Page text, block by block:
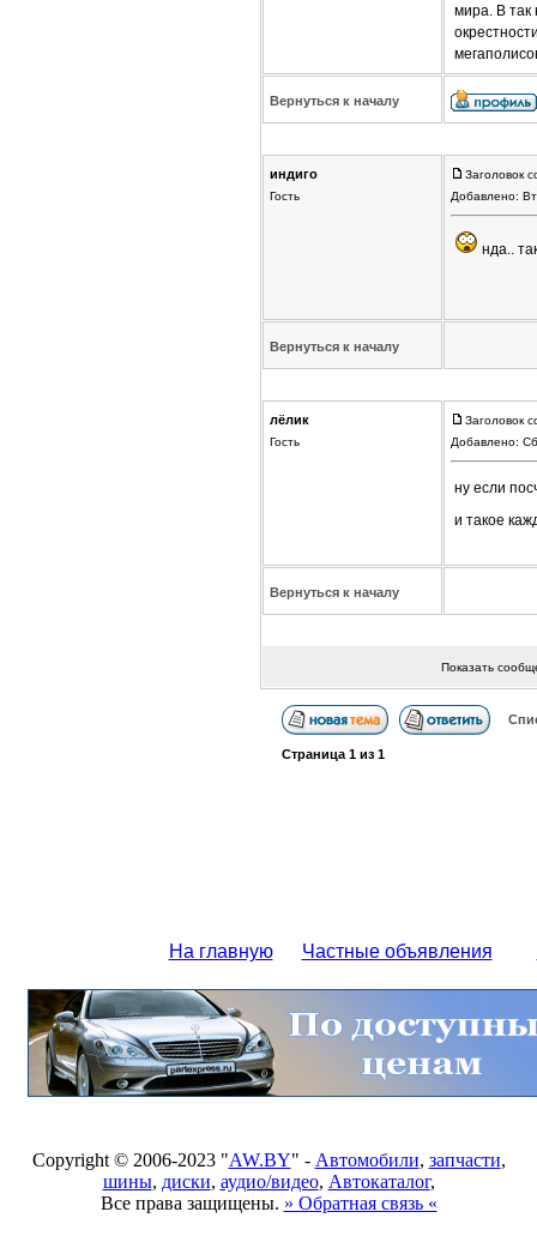
мира. В так
Вернуться к началу
индиго
Гость
Заголовок
Добавлено:
нда..
Вернуться к началу
лёлик
Гость
Заголовок
Добавлено:
ну если
и такое
Вернуться к началу
Показать
Страница 1из 1
На главную Частные объявления
Copyright © 2006-2023 "AW.BY" - Автомобили, запчасти,
шины, диски, аудио/видео, Автокаталог,
Все права защищены. » Обратная связь «